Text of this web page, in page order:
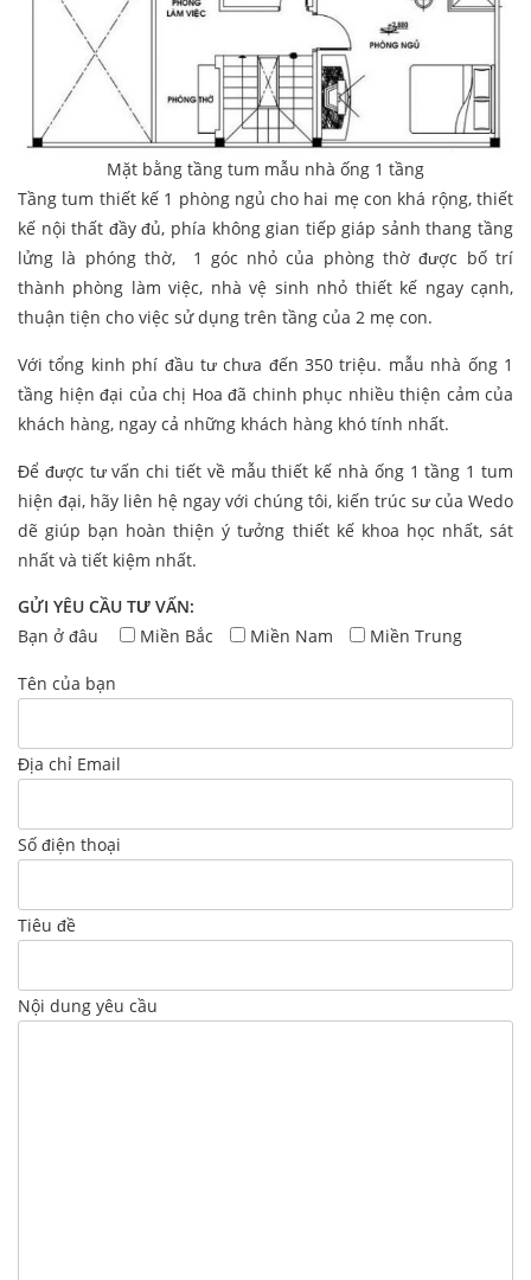
Mặt bằng tầng tum mẫu nhà ống 1 tầng
Tầng tum thiết kế 1 phòng ngủ cho hai mẹ con khá rộng, thiết
kế nội thất đầy đủ, phía không gian tiếp giáp sảnh thang tầng
lửng là phóng thờ, 1 góc nhỏ của phòng thờ được bố trí
thành phòng làm việc, nhà vệ sinh nhỏ thiết kế ngay cạnh,
thuận tiện cho việc sử dụng trên tầng của 2 mẹ con.
Với tổng kinh phí đầu tư chưa đến 350 triệu. mẫu nhà ống 1
tầng hiện đại của chị Hoa đã chinh phục nhiều thiện cảm của
khách hàng, ngay cả những khách hàng khó tính nhất.
Để được tư vấn chi tiết về mẫu thiết kế nhà ống 1 tầng 1 tum
hiện đại, hãy liên hệ ngay với chúng tôi, kiến trúc sư của Wedo
dẽ giúp bạn hoàn thiện ý tưởng thiết kế khoa học nhất, sát
nhất và tiết kiệm nhất.
GỬI YÊU CẦU TƯ VẤN:
Bạn ở đâu
Miền Bắc Miền Nam Miền Trung
Tên của bạn
Địa chỉ Email
Số điện thoại
Tiêu đề
Nội dung yêu cầu